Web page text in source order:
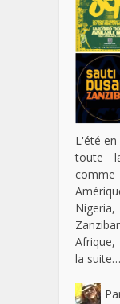
L'été
toute
Afrique,
la suite…